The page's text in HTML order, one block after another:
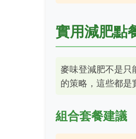
實用減肥點
麥味登減肥不是只
的策略，這些都是
組合套餐建議